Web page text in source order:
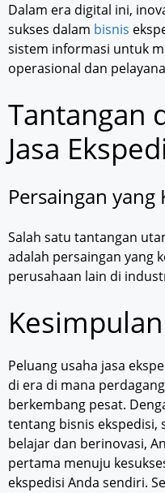
Dalam era digital ini,
sukses dalam bisnis
sistem informasi untuk
operasional dan
Tantangan
Jasa
Persaingan yang
Salah satu tantangan
adalah persaingan yang
perusahaan lain di
Kesimpulan
Peluang usaha jasa
di era di mana
berkembang pesat.
tentang bisnis
belajar dan berinovasi,
pertama menuju
ekspedisi Anda sendiri.